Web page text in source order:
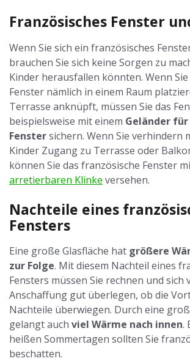
Französisches Fenster
Wenn Sie sich ein französisches
brauchen Sie sich keine Sorgen zu
Kinder herausfallen könnten. Wenn
Fenster nämlich in einem Raum
Terrasse anknüpft, müssen Sie das
beispielsweise mit einem Geländer
Fenstersichern. Wenn Sie verhindern
Kinder Zugang zu Terrasse oder
können Sie das französische Fenster
arretierbaren Klinke versehen.
Nachteile eines
Fensters
Eine große Glasfläche hat größere
zur Folge. Mit diesem Nachteil eines
Fensters müssen Sie rechnen und sich
Anschaffung gut überlegen, ob die
Nachteile überwiegen. Durch eine
gelangt auch viel Wärme nach innen.
heißen Sommertagen sollten Sie
beschatten.